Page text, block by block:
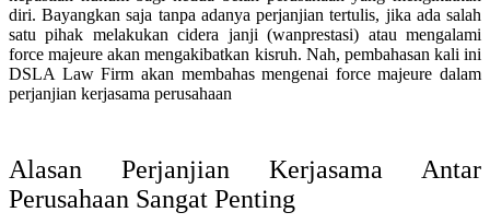
diri. Bayangkan saja tanpa adanya perjanjian tertulis, jika ada salah
satu pihak melakukan cidera janji (wanprestasi) atau mengalami
force majeure akan mengakibatkan kisruh. Nah, pembahasan kali ini
DSLA Law Firm akan membahas mengenai force majeure dalam
perjanjian kerjasama perusahaan
Alasan Perjanjian Kerjasama Antar
Perusahaan Sangat Penting